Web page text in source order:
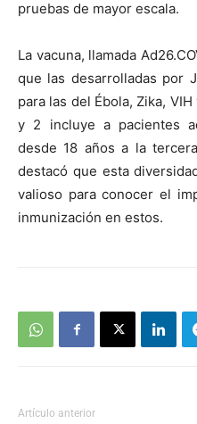
pruebas de mayor escala.
La vacuna, llamada
que las desarrolladas por
para las del Ébola, Zika,
y 2 incluye a pacientes
desde 18 años a la
destacó que esta
valioso para conocer el
inmunización en estos.
Artículo anterior